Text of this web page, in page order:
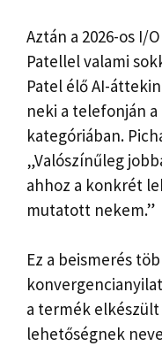
Aztán a 2026-os I/
Patellel valami
Patel élő AI-
neki a telefonján
kategóriában.
„Valószínűleg
ahhoz a konkrét
mutatott nekem.”
Ez a beismerés
a termék
lehetőségnek